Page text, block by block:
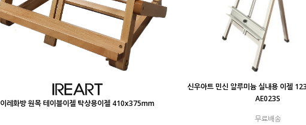
이레화방 원목 테이블이젤 탁상용이젤 410x375mm
신우아트 민신 알루미늄 실내용 이젤
AE023S
무료배송